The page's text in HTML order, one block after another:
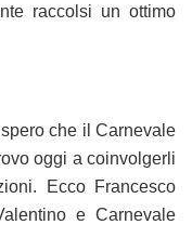
raccolsi un ottimo
che il Carnevale
oggi a coinvolgerli
Ecco Francesco
e Carnevale